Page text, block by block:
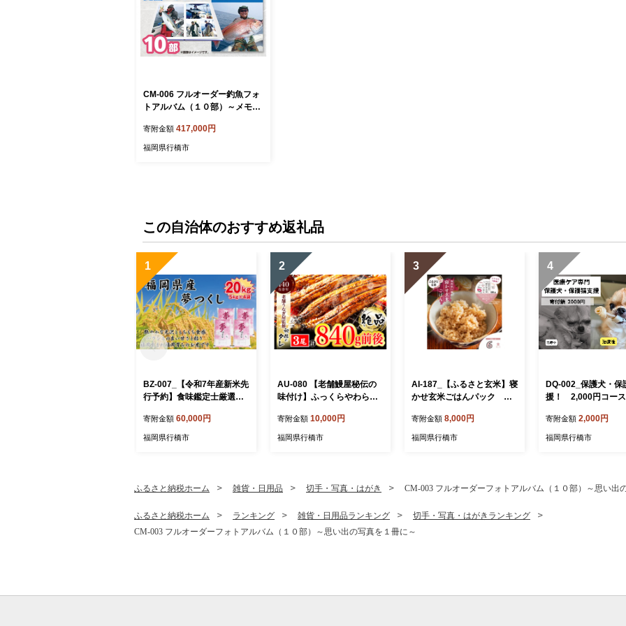
CM-006 フルオーダー釣魚フォ
トアルバム（１０部）～メモリ
寄附金額 417,000円
福岡県行橋市
この自治体のおすすめ返礼品
1
BZ-007_【令和7年産新米先
行予約】食味鑑定士厳選
g×4)
寄附金額 60,000円
福岡県行橋市
2
AU-080 【老舗鰻屋秘伝の
味付け】ふっくらやわらか
尾）
寄附金額 10,000円
福岡県行橋市
3
AI-187_【ふるさと玄米】寝
かせ玄米ごはんパック 福
ット】
寄附金額 8,000円
福岡県行橋市
4
DQ-002_保護犬・保
援！ 2,000円コー
寄附金額 2,000円
福岡県行橋市
ふるさと納税ホーム 雑貨・日用品 切手・写真・はがき CM-003 フルオーダーフォトアルバム（１０部）～思い出
ふるさと納税ホーム ランキング 雑貨・日用品ランキング
切手・写真・はがきランキング
CM-003 フルオーダーフォトアルバム（１０部）～思い出の写真を１冊に～